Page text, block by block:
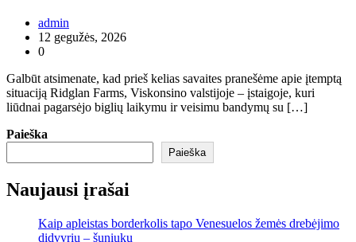
admin
12 gegužės, 2026
0
Galbūt atsimenate, kad prieš kelias savaites pranešėme apie įtemptą
situaciją Ridglan Farms, Viskonsino valstijoje – įstaigoje, kuri
liūdnai pagarsėjo biglių laikymu ir veisimu bandymų su […]
Paieška
Paieška
Naujausi įrašai
Kaip apleistas borderkolis tapo Venesuelos žemės drebėjimo
didvyriu – šuniuku